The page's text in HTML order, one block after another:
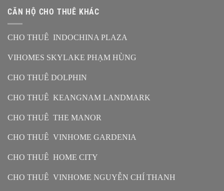
CĂN HỘ CHO THUÊ KHÁC
CHO THUÊ INDOCHINA PLAZA
VIHOMES SKYLAKE PHẠM HÙNG
CHO THUÊ DOLPHIN
CHO THUÊ KEANGNAM LANDMARK
CHO THUÊ THE MANOR
CHO THUÊ VINHOME GARDENIA
CHO THUÊ HOME CITY
CHO THUÊ VINHOME NGUYỄN CHÍ THANH